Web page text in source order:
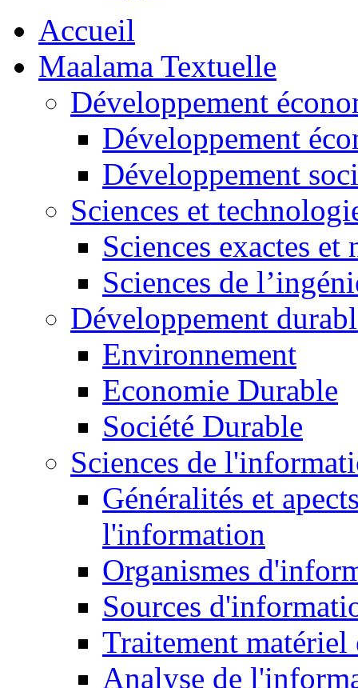
Accueil
Maalama Textuelle
Développement
Développement
Développement
Sciences et
Sciences exactes et
Sciences de
Développement
Environnement
Economie Durable
Société Durable
Sciences de
Généralités et
l'information
Organismes
Sources
Traitement matériel
Analyse de